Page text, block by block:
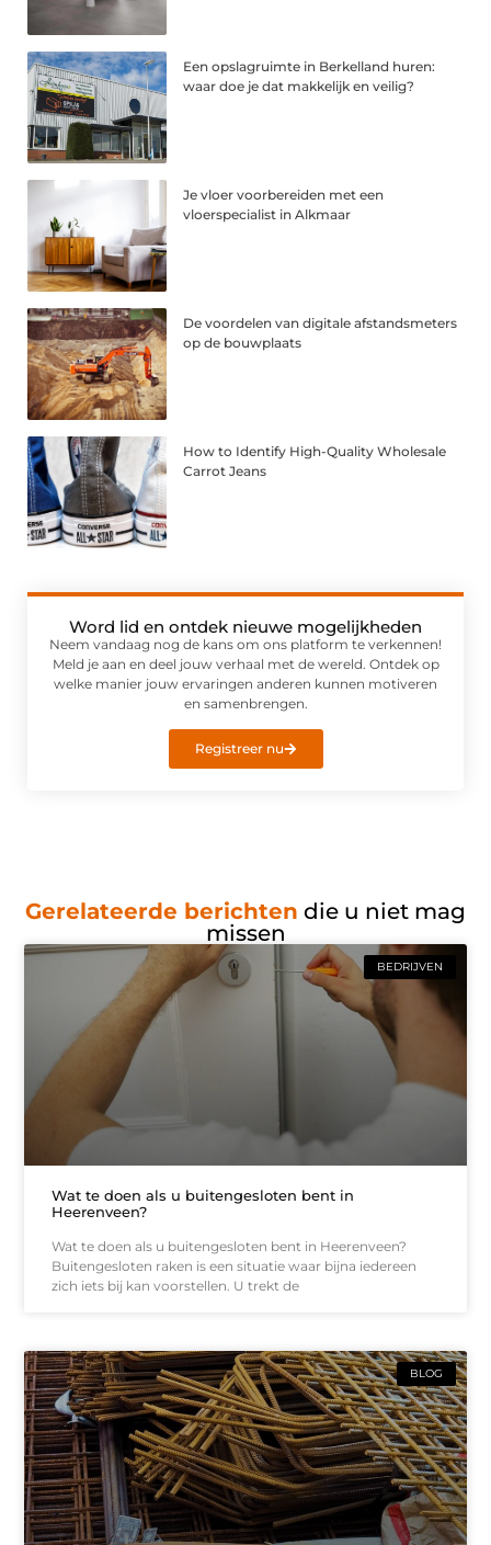
Een opslagruimte in Berkelland huren:
waar doe je dat makkelijk en veilig?
Je vloer voorbereiden met een
vloerspecialist in Alkmaar
De voordelen van digitale afstandsmeters
op de bouwplaats
How to Identify High-Quality Wholesale
Carrot Jeans
Word lid en ontdek nieuwe mogelijkheden
Neem vandaag nog de kans om ons platform te verkennen!
Meld je aan en deel jouw verhaal met de wereld. Ontdek op
welke manier jouw ervaringen anderen kunnen motiveren
en samenbrengen.
Registreer nu
Gerelateerde berichten die u niet mag
missen
BEDRIJVEN
Wat te doen als u buitengesloten bent in
Heerenveen?
Wat te doen als u buitengesloten bent in Heerenveen?
Buitengesloten raken is een situatie waar bijna iedereen
zich iets bij kan voorstellen. U trekt de
BLOG